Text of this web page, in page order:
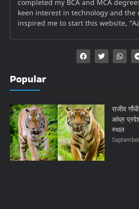
completed my BCA and MCA
keen interest in technology and the
inspired me to start this website,
Popular
राजीव
आंध्र
स्थल